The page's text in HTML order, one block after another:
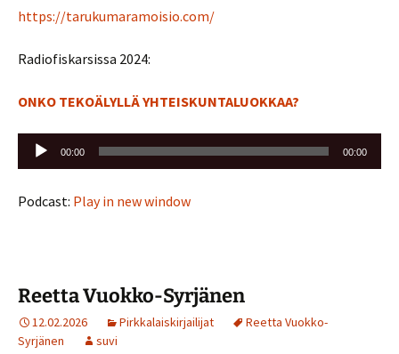
https://tarukumaramoisio.com/
Radiofiskarsissa 2024:
ONKO TEKOÄLYLLÄ YHTEISKUNTALUOKKAA?
Äänitoistin
00:00 00:00
Podcast: Play in new window
Reetta Vuokko-Syrjänen
12.02.2026 Pirkkalaiskirjailijat
Reetta Vuokko-
Syrjänen
suvi